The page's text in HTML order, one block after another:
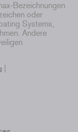
Bezeichnungen
oder
Systems,
Andere